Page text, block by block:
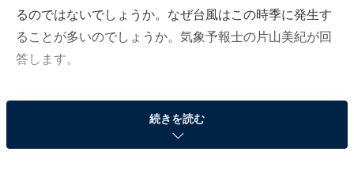
るのではないでしょうか。なぜ台風はこの時季に発生す
ることが多いのでしょうか。気象予報士の片山美紀が回
答します。
なぜ台風は8～9月に発生することが多いの？
続きを読む